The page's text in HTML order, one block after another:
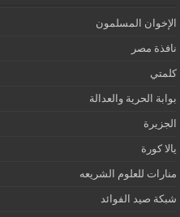
الإخوان المسلمون
نافذة مصر
كلمتي
بوابة الحرية والعدالة
الجزيرة
يالا كورة
منارات للعلوم الشريعه
شبكة صيد الفوائد